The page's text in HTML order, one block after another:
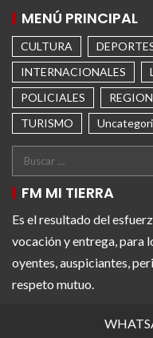
MENÚ PRINCIPAL
CULTURA
INTERNACIONALES
POLICIALES
TURISMO
FM MI TIERRA
Es el resultado del
vocación y entrega, para
oyentes, auspiciantes,
respeto mutuo.